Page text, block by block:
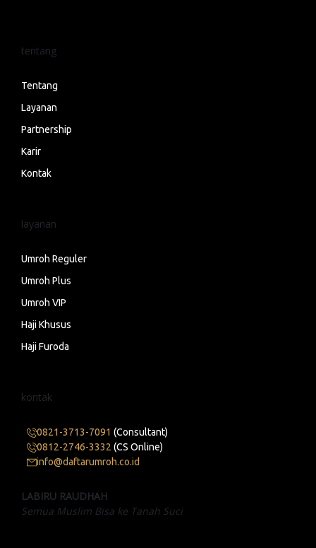
tentang
Tentang
Layanan
Partnership
Karir
Kontak
layanan
Umroh Reguler
Umroh Plus
Umroh VIP
Haji Khusus
Haji Furoda
kontak
0821-3713-7091 (Consultant)
0812-2746-3332 (CS Online)
info@daftarumroh.co.id
LABIRU RAUDHAH
Semua Muslim Bisa ke Tanah Suci